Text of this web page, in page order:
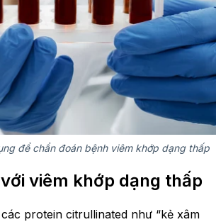
để chẩn đoán bệnh viêm khớp dạng thấp
viêm khớp dạng thấp
protein citrullinated như “kẻ xâm